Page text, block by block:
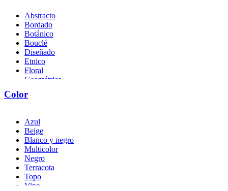
Abstracto
Bordado
Botánico
Bouclé
Diseñado
Etnico
Floral
Geométrico
Naturaleza
Color
Azul
Beige
Blanco y negro
Multicolor
Negro
Terracota
Topo
Vino